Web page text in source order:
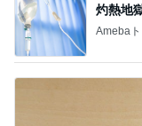
灼熱地
Ameba